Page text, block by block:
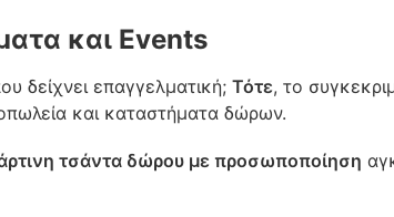
και Events
δείχνει επαγγελματική; Τότε, το
και καταστήματα δώρων.
τσάντα δώρου με προσωποποίηση